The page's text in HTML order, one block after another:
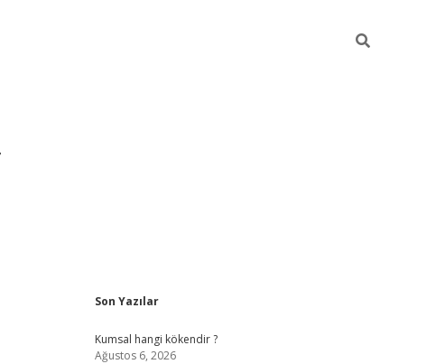
Sidebar
Son Yazılar
Kumsal hangi kökendir ?
Ağustos 6, 2026
ilbet giriş